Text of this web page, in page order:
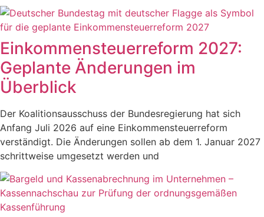
Einkommensteuerreform 2027:
Geplante Änderungen im
Überblick
Der Koalitionsausschuss der Bundesregierung hat sich
Anfang Juli 2026 auf eine Einkommensteuerreform
verständigt. Die Änderungen sollen ab dem 1. Januar 2027
schrittweise umgesetzt werden und